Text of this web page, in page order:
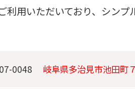
用いただいており、シン
0048 岐阜県多治見市池田町